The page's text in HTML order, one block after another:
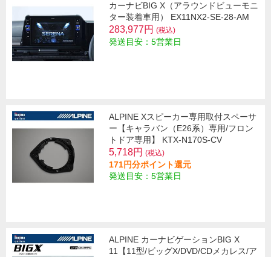
カーナビBIG X（アラウンドビューモニ
ター装着車用） EX11NX2-SE-28-AM
283,977円 (税込)
発送目安：5営業日
ALPINE Xスピーカー専用取付スペーサ
ー【キャラバン（E26系）専用/フロン
トドア専用】 KTX-N170S-CV
5,718円 (税込)
171円分ポイント還元
発送目安：5営業日
ALPINE カーナビゲーションBIG X
11【11型/ビッグX/DVD/CDメカレス/ア